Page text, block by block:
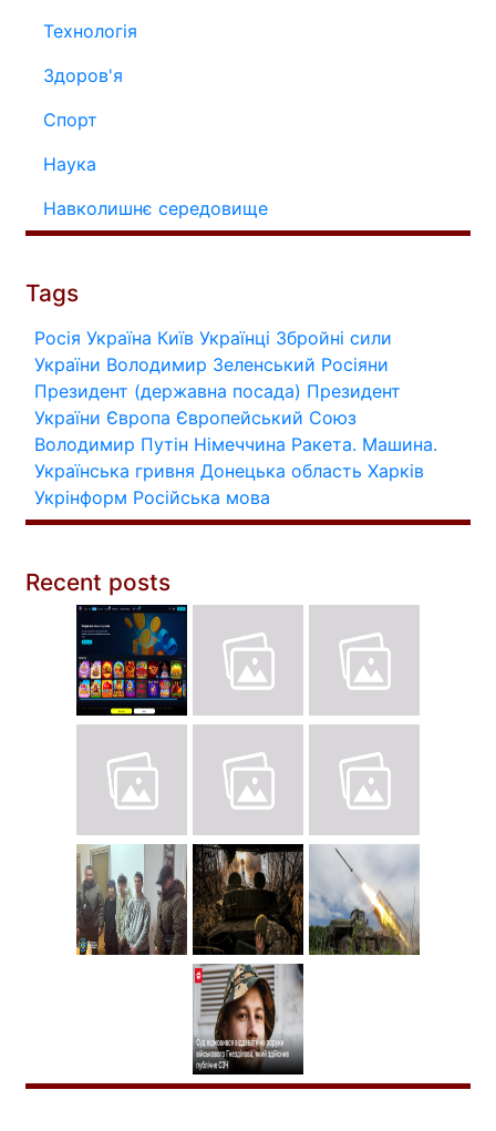
Технологія
Здоров'я
Спорт
Наука
Навколишнє середовище
Tags
Росія Україна Київ Українці Збройні сили
України Володимир Зеленський Росіяни
Президент (державна посада) Президент
України Європа Європейський Союз
Володимир Путін Німеччина Ракета. Машина.
Українська гривня Донецька область Харків
Укрінформ Російська мова
Recent posts